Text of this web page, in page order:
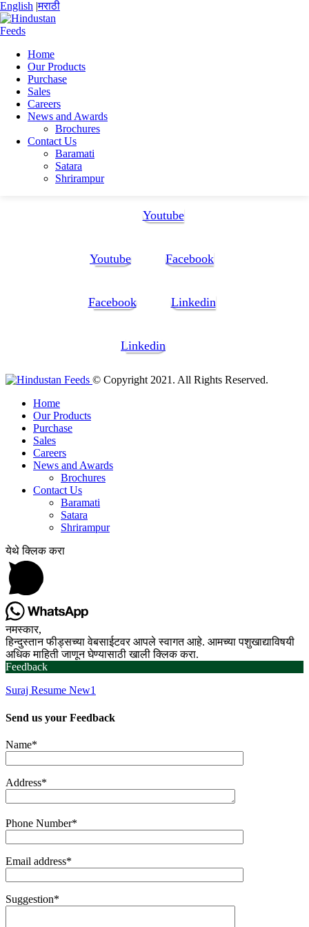
English |मराठी
Home
Our Products
Purchase
Sales
Careers
News and Awards
Brochures
Contact Us
Baramati
Satara
Shrirampur
Home
Suraj Ashok Khude
Suraj Resume New1
Suraj Resume New1
Suraj Resume New1
Youtube
Youtube Facebook
Facebook Linkedin
Linkedin
© Copyright 2021. All Rights Reserved.
Home
Our Products
Purchase
Sales
Careers
News and Awards
Brochures
Contact Us
Baramati
Satara
Shrirampur
येथे क्लिक करा
नमस्कार,
हिन्दुस्तान फीड्सच्या वेबसाईटवर आपले स्वागत आहे. आमच्या पशुखाद्याविषयी
अधिक माहिती जाणून घेण्यासाठी खाली क्लिक करा.
Feedback
Suraj Resume New1
Send us your Feedback
Name*
Address*
Phone Number*
Email address*
Suggestion*